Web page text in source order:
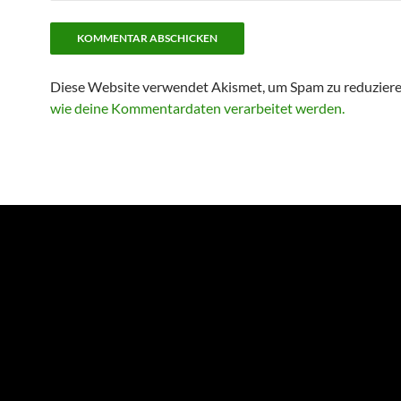
Diese Website verwendet Akismet, um Spam zu
wie deine Kommentardaten verarbeitet werden.